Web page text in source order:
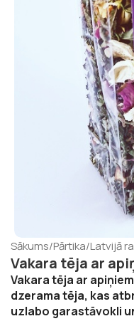
Sākums/Pārtika/Latvijā
Vakara tēja ar
Vakara tēja ar
dzerama tēja, kas
uzlabo garastāvokli